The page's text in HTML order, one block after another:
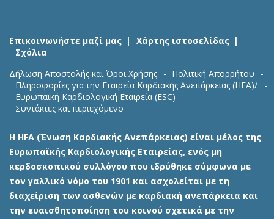
Επικοινωνήστε μαζί μας
Χάρτης ιστοσελίδας
Σχόλια
Δήλωση Αποστολής και Όροι Χρήσης
Πολιτική Απορρήτου
Πληροφορίες για την Εταιρεία Καρδιακής Ανεπάρκειας (HFA)/
Ευρωπαϊκή Καρδιολογική Εταιρεία (ESC)
Συντάκτες και περιεχόμενο
Η HFA (Ένωση Καρδιακής Ανεπάρκειας) είναι μέλος της
Ευρωπαϊκής Καρδιολογικής Εταιρείας, ενός μη
κερδοσκοπικού συλλόγου που ιδρύθηκε σύμφωνα με
τον γαλλικό νόμο του 1901 και ασχολείται με τη
διαχείριση των ασθενών με καρδιακή ανεπάρκεια και
την ευαισθητοποίηση του κοινού σχετικά με την